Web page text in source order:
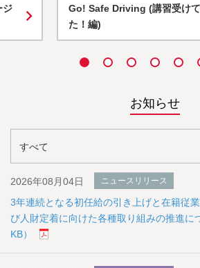
Go! Safe Driving (講習受けてみ
た！編)
お知らせ
2026年08月04日 ニュースリリース
3年連続となる初任給の引き上げと在籍従
び人財定着に向けた各種取り組みの推進に
KB）